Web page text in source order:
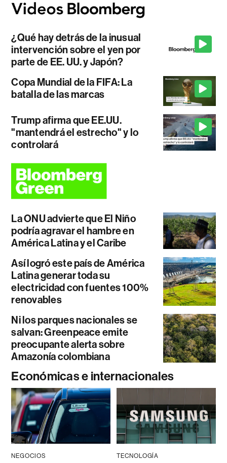
¿Qué hay detrás de la inusual
intervención sobre el yen por
parte de EE. UU. y Japón?
Copa Mundial de la FIFA: La
batalla de las marcas
Trump afirma que EE.UU.
"mantendrá el estrecho" y lo
controlará
La ONU advierte que El Niño
podría agravar el hambre en
América Latina y el Caribe
Así logró este país de América
Latina generar toda su
electricidad con fuentes 100%
renovables
Ni los parques nacionales se
salvan: Greenpeace emite
preocupante alerta sobre
Amazonía colombiana
Económicas e internacionales
NEGOCIOS TECNOLOGÍA